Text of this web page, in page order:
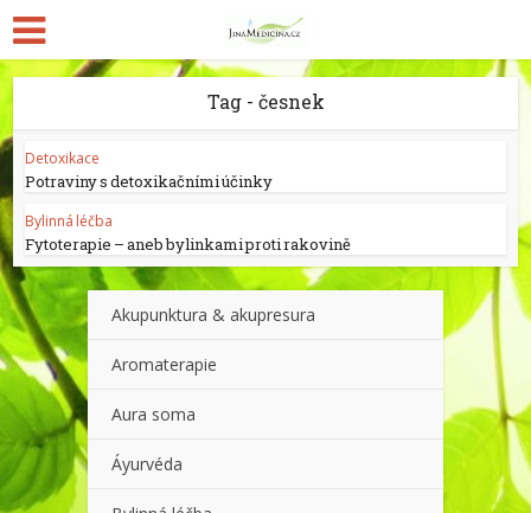
Tag - česnek
Detoxikace
Potraviny s detoxikačními účinky
Bylinná léčba
Fytoterapie – aneb bylinkami proti rakovině
Akupunktura & akupresura
Aromaterapie
Aura soma
Áyurvéda